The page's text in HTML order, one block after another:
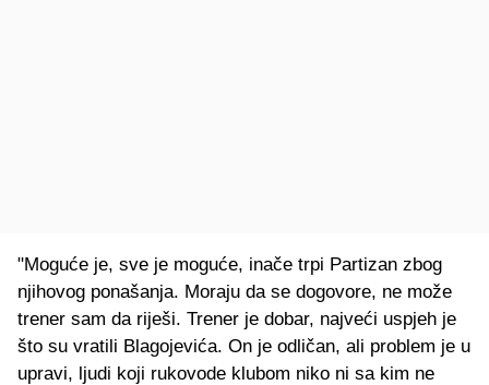
"Moguće je, sve je moguće, inače trpi Partizan zbog
njihovog ponašanja. Moraju da se dogovore, ne može
trener sam da riješi. Trener je dobar, najveći uspjeh je
što su vratili Blagojevića. On je odličan, ali problem je u
upravi, ljudi koji rukovode klubom niko ni sa kim ne